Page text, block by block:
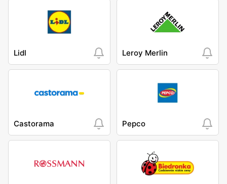
Lidl Leroy Merlin
Castorama Pepco